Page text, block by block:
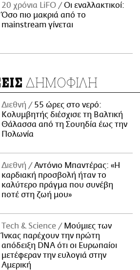
20 χρόνια LiFO
Οι εναλλακτικοί:
Όσο πιο μακριά από το
mainstream γίνεται
ΔΗΜΟΦΙΛΗ
Διεθνή
55 ώρες στο νερό:
Κολυμβητής διέσχισε τη Βαλτική
Θάλασσα από τη Σουηδία έως την
Πολωνία
Διεθνή
Αντόνιο Μπαντέρας: «Η
καρδιακή προσβολή ήταν το
καλύτερο πράγμα που συνέβη
ποτέ στη ζωή μου»
Τech & Science
Μούμιες των
Ίνκας παρέχουν την πρώτη
απόδειξη DNA ότι οι Ευρωπαίοι
μετέφεραν την ευλογιά στην
Αμερική